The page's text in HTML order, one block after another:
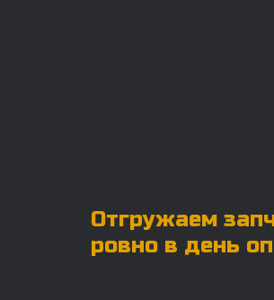
Отгружаем
ровно в день